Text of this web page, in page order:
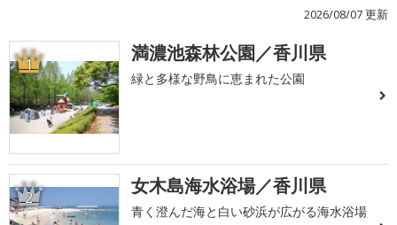
2026/08/07 更新
1 満濃池森林公園／香川県
緑と多様な野鳥に恵まれた公園
2 女木島海水浴場／香川県
青く澄んだ海と白い砂浜が広がる海水浴場